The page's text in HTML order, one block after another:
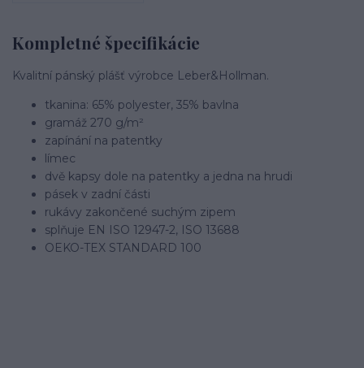
Kompletné špecifikácie
Kvalitní pánský plášť výrobce Leber&Hollman.
tkanina: 65% polyester, 35% bavlna
gramáž 270 g/m²
zapínání na patentky
límec
dvě kapsy dole na patentky a jedna na hrudi
pásek v zadní části
rukávy zakončené suchým zipem
splňuje EN ISO 12947-2, ISO 13688
OEKO-TEX STANDARD 100